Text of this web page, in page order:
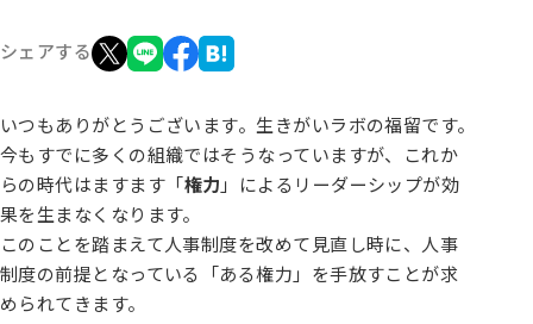
シェアする
いつもありがとうございます。生きがいラボの福留です。
今もすでに多くの組織ではそうなっていますが、これか
らの時代はますます「権力 」によるリーダーシップが効
果を生まなくなります。
このことを踏まえて人事制度を改めて見直し時に、人事
制度の前提となっている「ある権力」を手放すことが求
められてきます。